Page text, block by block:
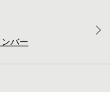
ンバー